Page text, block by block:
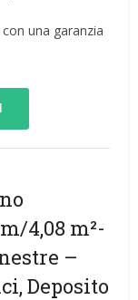
una garanzia
4,08 m²-
–
Deposito